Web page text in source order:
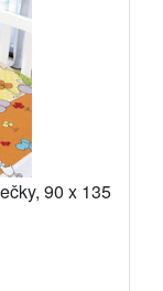
90 x 135